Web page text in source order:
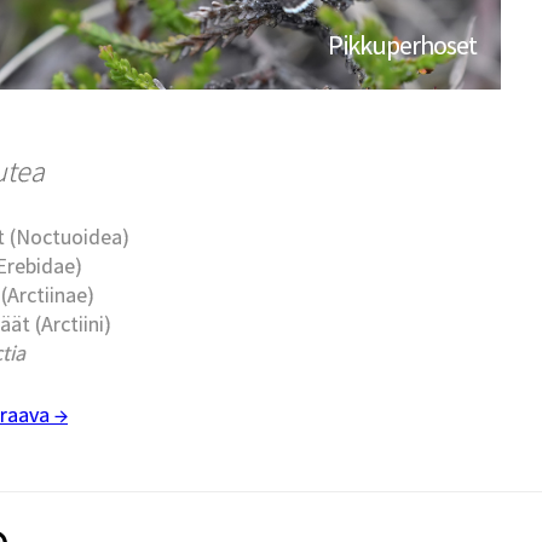
Pikkuperhoset
(Noctuoidea)
(Arctiini)
→